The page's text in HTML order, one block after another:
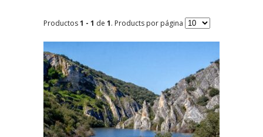
Productos1 - 1 de 1. Products por página